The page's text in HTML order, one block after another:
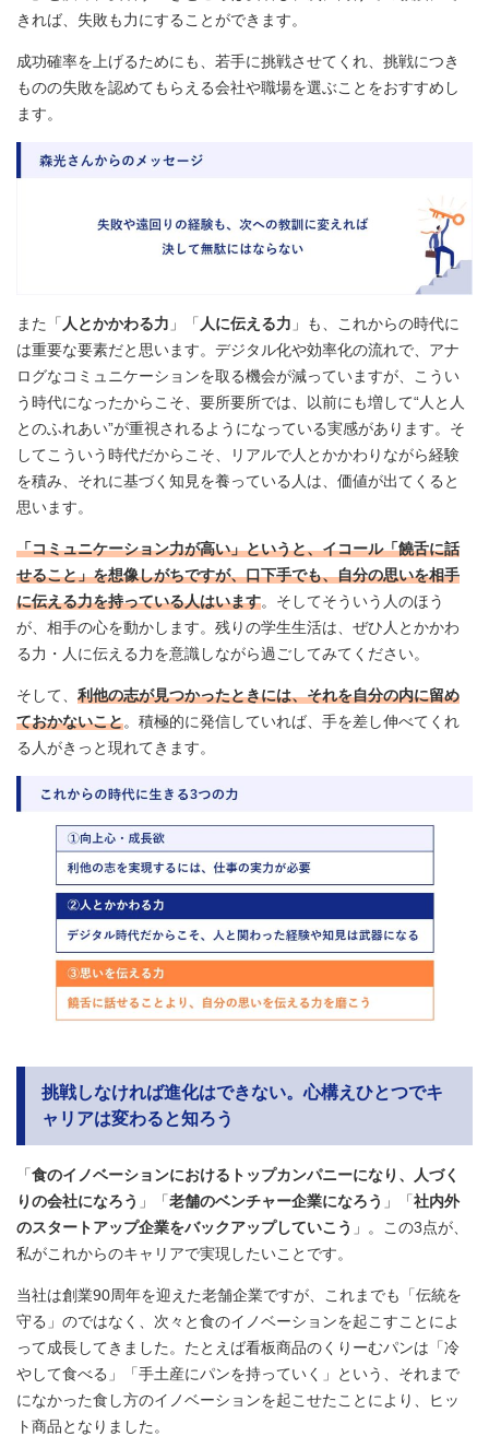
きれば、失敗も力にすることができます。
成功確率を上げるためにも、若手に挑戦させてくれ、挑戦につき
ものの失敗を認めてもらえる会社や職場を選ぶことをおすすめし
ます。
また「 人とかかわる力 」「 人に伝える力 」も、これからの時代に
は重要な要素だと思います。デジタル化や効率化の流れで、アナ
ログなコミュニケーションを取る機会が減っていますが、こうい
う時代になったからこそ、要所要所では、以前にも増して“人と人
とのふれあい”が重視されるようになっている実感があります。そ
してこういう時代だからこそ、リアルで人とかかわりながら経験
を積み、それに基づく知見を養っている人は、価値が出てくると
思います。
「コミュニケーション力が高い」というと、イコール「饒舌に話
せること」を想像しがちですが、口下手でも、自分の思いを相手
に伝える力を持っている人はいます。そしてそういう人のほう
が、相手の心を動かします。残りの学生生活は、ぜひ人とかかわ
る力・人に伝える力を意識しながら過ごしてみてください。
そして、 利他の志が見つかったときには、それを自分の内に留め
ておかないこと。積極的に発信していれば、手を差し伸べてくれ
る人がきっと現れてきます。
挑戦しなければ進化はできない。心構えひとつでキ
ャリアは変わると知ろう
「食のイノベーションにおけるトップカンパニーになり、人づく
りの会社になろう 」「老舗のベンチャー企業になろう 」「社内外
のスタートアップ企業をバックアップしていこう 」。この3点が、
私がこれからのキャリアで実現したいことです。
当社は創業90周年を迎えた老舗企業ですが、これまでも「伝統を
守る」のではなく、次々と食のイノベーションを起こすことによ
って成長してきました。たとえば看板商品のくりーむパンは「冷
やして食べる」「手土産にパンを持っていく」という、それまで
になかった食し方のイノベーションを起こせたことにより、ヒッ
ト商品となりました。